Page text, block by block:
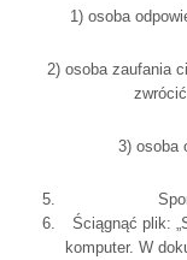
1) osoba
2) osoba zaufania
3) osoba
Ściągnąć plik:
komputer. W